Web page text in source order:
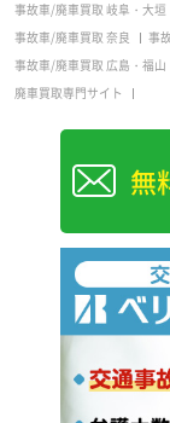
事故車/廃車買取 岐阜・大垣
事故車/廃車買取 奈良
事
事故車/廃車買取 広島・福山
廃車買取専門サイト
無